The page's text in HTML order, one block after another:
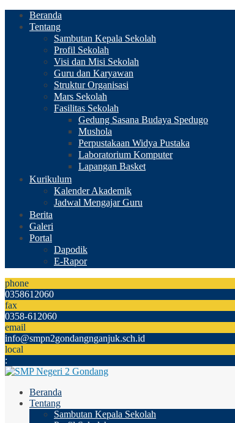
Beranda
Tentang
Sambutan Kepala Sekolah
Profil Sekolah
Visi dan Misi Sekolah
Guru dan Karyawan
Struktur Organisasi
Mars Sekolah
Fasilitas Sekolah
Gedung Sasana Budaya Spedugo
Mushola
Perpustakaan Widya Pustaka
Laboratorium Komputer
Lapangan Basket
Kurikulum
Kalender Akademik
Jadwal Mengajar Guru
Berita
Galeri
Portal
Dapodik
E-Rapor
phone
0358612060
fax
0358-612060
email
info@smpn2gondangnganjuk.sch.id
local
:
Beranda
Tentang
Sambutan Kepala Sekolah